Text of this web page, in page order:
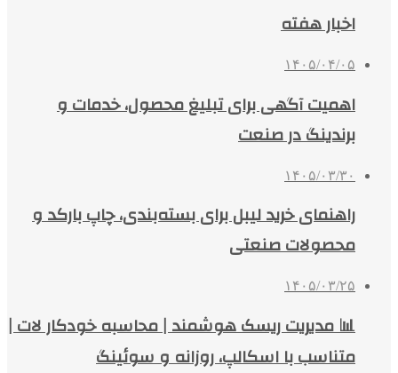
اخبار هفته
۱۴۰۵/۰۴/۰۵
اهمیت آگهی برای تبلیغ محصول، خدمات و
برندینگ در صنعت
۱۴۰۵/۰۳/۳۰
راهنمای خرید لیبل برای بسته‌بندی، چاپ بارکد و
محصولات صنعتی
۱۴۰۵/۰۳/۲۵
📊 مدیریت ریسک هوشمند | محاسبه خودکار لات |
متناسب با اسکالپ، روزانه و سوئینگ